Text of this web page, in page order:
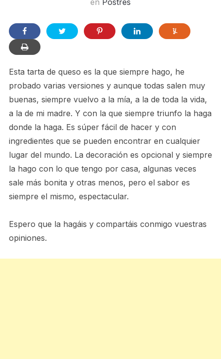
Esta tarta de queso es la que siempre hago, he
probado varias versiones y aunque todas salen muy
buenas, siempre vuelvo a la mía, a la de toda la vida,
a la de mi madre. Y con la que siempre triunfo la haga
donde la haga. Es súper fácil de hacer y con
ingredientes que se pueden encontrar en cualquier
lugar del mundo. La decoración es opcional y siempre
la hago con lo que tengo por casa, algunas veces
sale más bonita y otras menos, pero el sabor es
siempre el mismo, espectacular.
Espero que la hagáis y compartáis conmigo vuestras
opiniones.